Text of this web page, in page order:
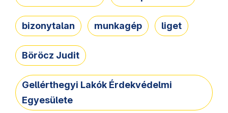
bizonytalan munkagép liget
Böröcz Judit
Gellérthegyi Lakók Érdekvédelmi
Egyesülete